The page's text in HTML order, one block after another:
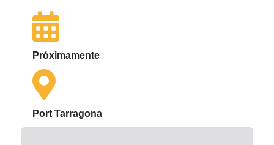
Próximamente
Port Tarragona